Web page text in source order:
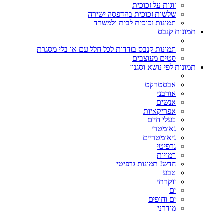
זוגות על זכוכית
שלשות זכוכית בהדפסה ישירה
תמונות זכוכית לבית ולמשרד
תמונות קנבס
תמונות קנבס בודדות לכל חלל עם או בלי מסגרת
סטים מעוצבים
תמונות לפי נושא וסגנון
אבסטרקט
אורבני
אנשים
אפריקאיות
בעלי חיים
גאומטרי
גיאומטריים
גרפיטי
דמויות
חדש! תמונות גרפיטי
טבע
יוקרתי
ים
ים וחופים
מודרני